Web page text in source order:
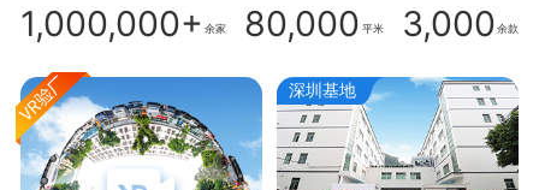
1,000,000+ 余家 80,000 平米 3,000 余款
深圳基地